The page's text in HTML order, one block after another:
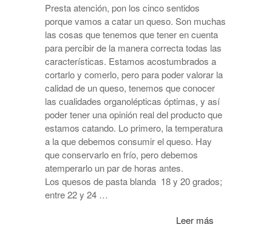
Presta atención, pon los cinco sentidos
porque vamos a catar un queso. Son muchas
las cosas que tenemos que tener en cuenta
para percibir de la manera correcta todas las
características. Estamos acostumbrados a
cortarlo y comerlo, pero para poder valorar la
calidad de un queso, tenemos que conocer
las cualidades organolépticas óptimas, y así
poder tener una opinión real del producto que
estamos catando. Lo primero, la temperatura
a la que debemos consumir el queso. Hay
que conservarlo en frío, pero debemos
atemperarlo un par de horas antes.
Los quesos de pasta blanda 18 y 20 grados;
entre 22 y 24 …
Leer más